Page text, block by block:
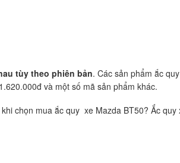
tùy theo phiên bản. Các sản phẩm ắc
và một số mã sản phẩm khác.
chọn mua ắc quy xe Mazda BT50? Ắc